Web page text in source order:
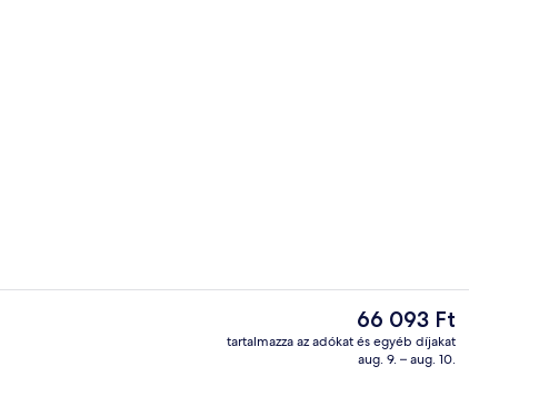
Bár (a szálláshelyen)
A
jelenlegi
ár
66 093 Ft
tartalmazza az adókat és egyéb díjakat
aug. 9. – aug. 10.